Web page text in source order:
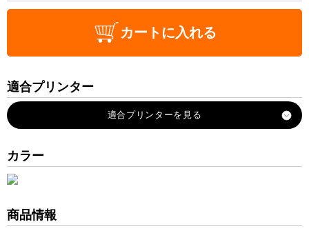
カートに入れる
適合プリンター
MFC-8890DW
HL-5380DN
HL-5350DN
HL-5340D
カラー
商品情報